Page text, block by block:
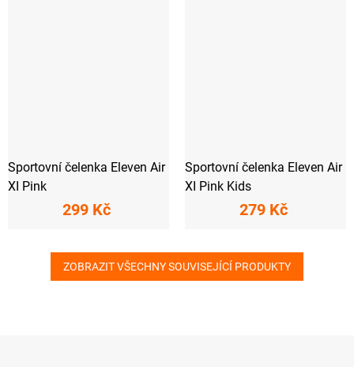
Sportovní čelenka Eleven Air
XI Pink
299 Kč
Sportovní čelenka Eleven Air
XI Pink Kids
279 Kč
ZOBRAZIT VŠECHNY SOUVISEJÍCÍ PRODUKTY